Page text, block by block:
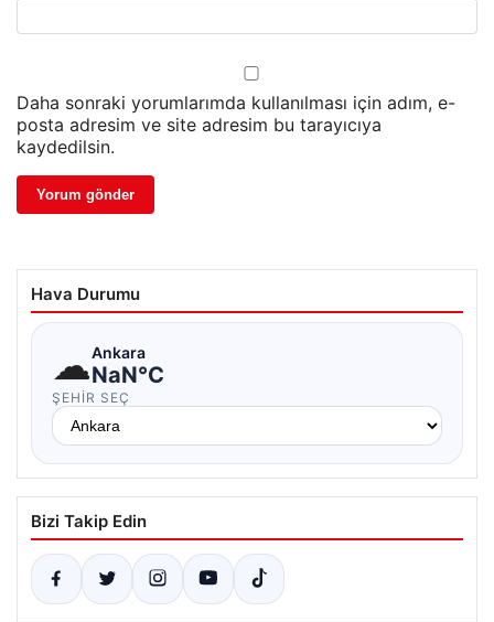
Daha sonraki yorumlarımda kullanılması için adım, e-
posta adresim ve site adresim bu tarayıcıya
kaydedilsin.
Hava Durumu
☁Ankara
NaN°C
ŞEHIR SEÇ
Bizi Takip Edin